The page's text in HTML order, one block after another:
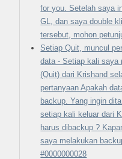
for you. Setelah saya
GL, dan saya double
tersebut, mohon
Setiap Quit, muncul
data - Setiap kali saya
(Quit) dari Krishand
pertanyaan Apakah
backup. Yang ingin
setiap kali keluar dari
harus dibackup ?
saya melakukan
#0000000028